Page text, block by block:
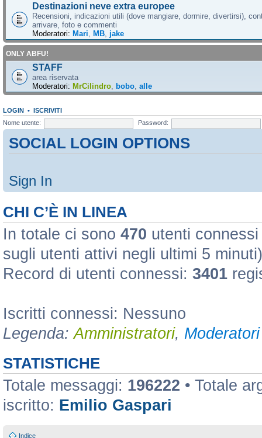
Destinazioni neve extra europee
Recensioni, indicazioni utili (dove mangiare, dormire, divertirsi),
arrivare, foto e commenti
Moderatori: Mari MB jake
ONLY ABFU!
STAFF
area riservata
Moderatori: MrCilindro bobo alle
LOGIN • ISCRIVITI
Nome utente:
Password:
SOCIAL LOGIN OPTIONS
Sign In
CHI C’È IN LINEA
In totale ci sono 470 utenti
sugli utenti attivi negli ultimi 5 minuti)
Record di utenti connessi: 3401
Iscritti connessi: Nessuno
Legenda:Amministratori,
STATISTICHE
Totale messaggi: 196222 • Totale
iscritto: Emilio Gaspari
Indice